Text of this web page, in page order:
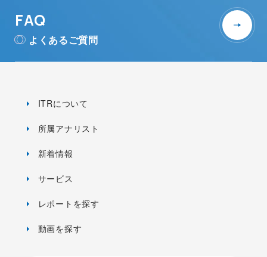
FAQ
よくあるご質問
ITRについて
所属アナリスト
新着情報
サービス
レポートを探す
動画を探す